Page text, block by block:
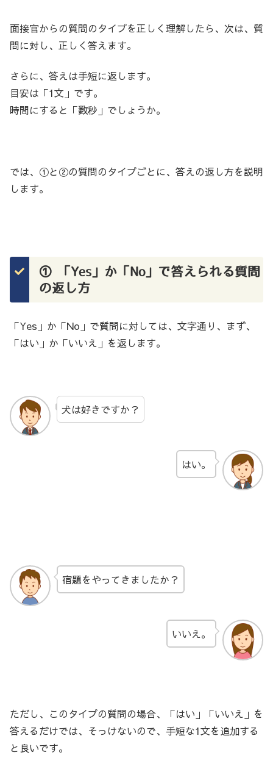
面接官からの質問のタイプを正しく理解したら、次は、質
問に対し、正しく答えます。
さらに、答えは手短に返します。
目安は「1文」です。
時間にすると「数秒」でしょうか。
では、①と②の質問のタイプごとに、答えの返し方を説明
します。
① 「Yes」か「No」で答えられる質問
の返し方
「Yes」か「No」で質問に対しては、文字通り、まず、
「はい」か「いいえ」を返します。
犬は好きですか？
はい。
宿題をやってきましたか？
いいえ。
ただし、このタイプの質問の場合、「はい」「いいえ」を
答えるだけでは、そっけないので、手短な1文を追加する
と良いです。